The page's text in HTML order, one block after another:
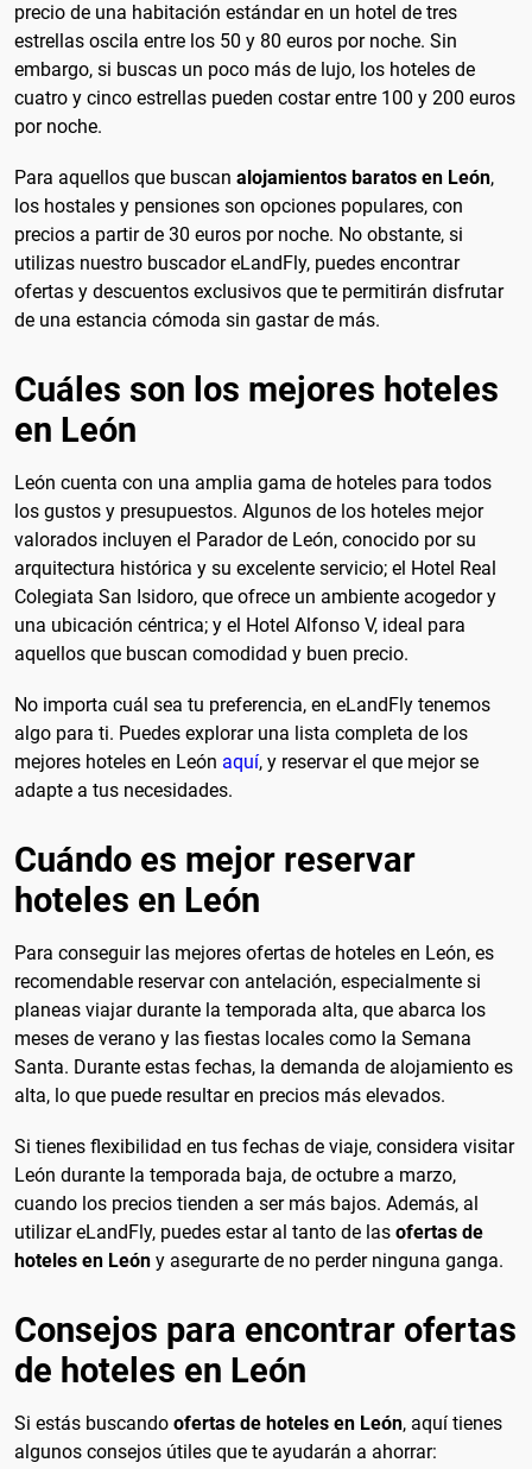
precio de una habitación estándar en un hotel de tres
estrellas oscila entre los 50 y 80 euros por noche. Sin
embargo, si buscas un poco más de lujo, los hoteles de
cuatro y cinco estrellas pueden costar entre 100 y 200 euros
por noche.
Para aquellos que buscan alojamientos baratos en León,
los hostales y pensiones son opciones populares, con
precios a partir de 30 euros por noche. No obstante, si
utilizas nuestro buscador eLandFly, puedes encontrar
ofertas y descuentos exclusivos que te permitirán disfrutar
de una estancia cómoda sin gastar de más.
Cuáles son los mejores hoteles
en León
León cuenta con una amplia gama de hoteles para todos
los gustos y presupuestos. Algunos de los hoteles mejor
valorados incluyen el Parador de León, conocido por su
arquitectura histórica y su excelente servicio; el Hotel Real
Colegiata San Isidoro, que ofrece un ambiente acogedor y
una ubicación céntrica; y el Hotel Alfonso V, ideal para
aquellos que buscan comodidad y buen precio.
No importa cuál sea tu preferencia, en eLandFly tenemos
algo para ti. Puedes explorar una lista completa de los
mejores hoteles en León aquí, y reservar el que mejor se
adapte a tus necesidades.
Cuándo es mejor reservar
hoteles en León
Para conseguir las mejores ofertas de hoteles en León, es
recomendable reservar con antelación, especialmente si
planeas viajar durante la temporada alta, que abarca los
meses de verano y las fiestas locales como la Semana
Santa. Durante estas fechas, la demanda de alojamiento es
alta, lo que puede resultar en precios más elevados.
Si tienes flexibilidad en tus fechas de viaje, considera visitar
León durante la temporada baja, de octubre a marzo,
cuando los precios tienden a ser más bajos. Además, al
utilizar eLandFly, puedes estar al tanto de las ofertas de
hoteles en León y asegurarte de no perder ninguna ganga.
Consejos para encontrar ofertas
de hoteles en León
Si estás buscando ofertas de hoteles en León, aquí tienes
algunos consejos útiles que te ayudarán a ahorrar: